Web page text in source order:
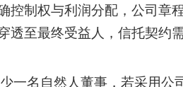
控制权与利润分配，公司章
透至最终受益人，信托契约
一名自然人董事，若采用